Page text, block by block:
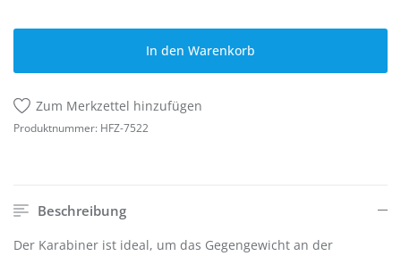
In den Warenkorb
Zum Merkzettel hinzufügen
Produktnummer: HFZ-7522
Beschreibung
Der Karabiner ist ideal, um das Gegengewicht an der